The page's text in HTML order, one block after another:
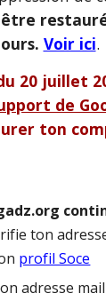
Voir ici.
20 juillet
de
ton
ton
profil Soce
adresse